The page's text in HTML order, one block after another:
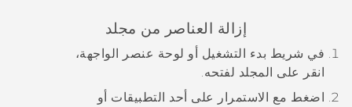
إزالة العناصر من مجلد
في شريط بدء التشغيل أو لوحة عنصر الواجهة،
انقر على المجلد لفتحه.
اضغط مع الاستمرار على أحد التطبيقات أو